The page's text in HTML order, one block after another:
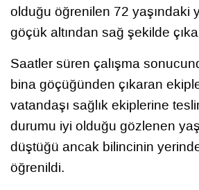
olduğu öğrenilen 72 yaşındaki
göçük altından sağ şekilde
Saatler süren çalışma
bina göçüğünden çıkaran
vatandaşı sağlık ekiplerine
durumu iyi olduğu gözlenen
düştüğü ancak bilincinin
öğrenildi.